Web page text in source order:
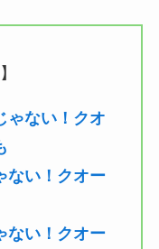
ゃない！クオ
ない！クオー
ない！クオー